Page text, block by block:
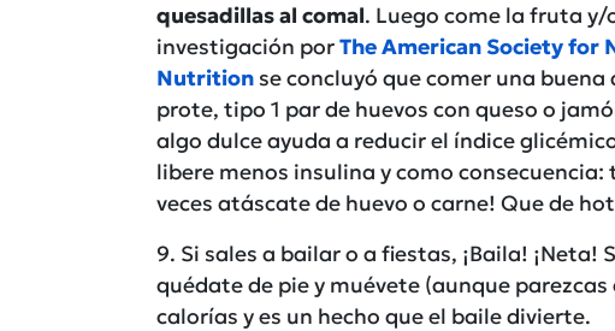
quesadillas al comal. Luego come la fruta y/
investigación porThe American Society for
Nutrition se concluyó que comer una
prote, tipo 1 par de huevos con queso o
algo dulce ayuda a reducir el índice
libere menos insulina y como
veces atáscate de huevo o carne! Que de
9. Si sales a bailar o a fiestas, ¡Baila! ¡Neta!
quédate de pie y muévete (aunque
calorías y es un hecho que el baile divierte.